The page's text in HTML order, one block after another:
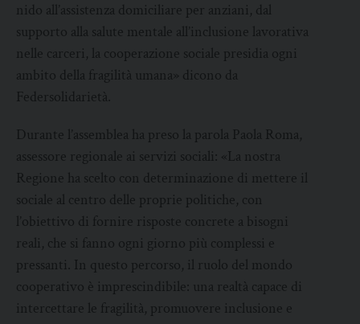
nido all’assistenza domiciliare per anziani, dal
supporto alla salute mentale all’inclusione lavorativa
nelle carceri, la cooperazione sociale presidia ogni
ambito della fragilità umana» dicono da
Federsolidarietà.
Durante l’assemblea ha preso la parola Paola Roma,
assessore regionale ai servizi sociali: «La nostra
Regione ha scelto con determinazione di mettere il
sociale al centro delle proprie politiche, con
l’obiettivo di fornire risposte concrete a bisogni
reali, che si fanno ogni giorno più complessi e
pressanti. In questo percorso, il ruolo del mondo
cooperativo è imprescindibile: una realtà capace di
intercettare le fragilità, promuovere inclusione e